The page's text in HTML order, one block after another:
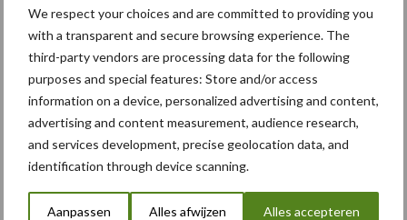
We respect your choices and are committed to providing you
with a transparent and secure browsing experience. The
third-party vendors are processing data for the following
purposes and special features: Store and/or access
information on a device, personalized advertising and content,
advertising and content measurement, audience research,
and services development, precise geolocation data, and
identification through device scanning.
Aanpassen Alles afwijzen Alles accepteren
Toon meer